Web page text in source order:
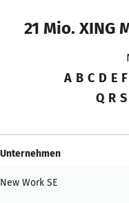
21 Mio. XING
A B C D E F
Q R S
Unternehmen
New Work SE